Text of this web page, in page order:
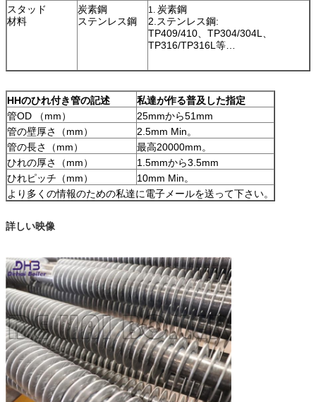
スタッド
材料
炭素鋼
ステンレス鋼
1. 炭素鋼
2.ステンレス鋼:
TP409/410、TP304/304L、
TP316/TP316L等…
HHのひれ付き管の記述
私達が作る普及した指定
管OD （mm）
25mmから51mm
管の壁厚さ（mm）
2.5mm Min。
管の長さ（mm）
最高20000mm。
ひれの厚さ（mm）
1.5mmから3.5mm
ひれピッチ（mm）
10mm Min。
より多くの情報のための私達に電子メールを送って下さい。
詳しい映像